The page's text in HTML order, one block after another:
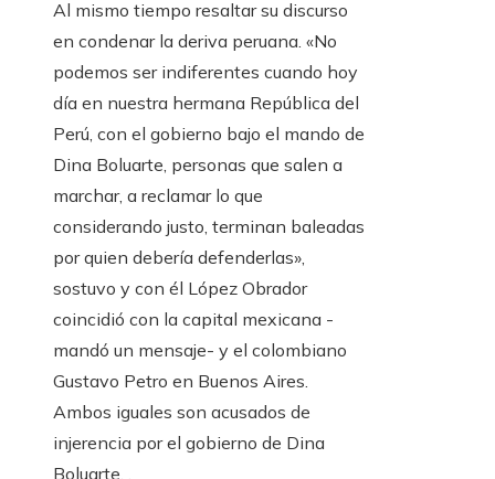
Al mismo tiempo resaltar su discurso
en condenar la deriva peruana. «No
podemos ser indiferentes cuando hoy
día en nuestra hermana República del
Perú, con el gobierno bajo el mando de
Dina Boluarte, personas que salen a
marchar, a reclamar lo que
considerando justo, terminan baleadas
por quien debería defenderlas»,
sostuvo y con él López Obrador
coincidió con la capital mexicana -
mandó un mensaje- y el colombiano
Gustavo Petro en Buenos Aires.
Ambos iguales son acusados ​​de
injerencia por el gobierno de Dina
Boluarte. .